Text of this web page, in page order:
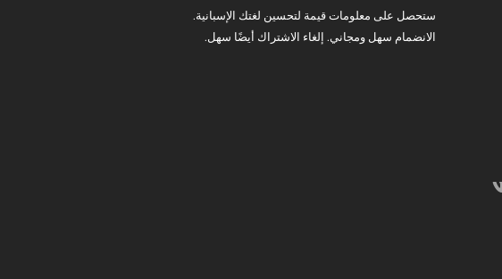
ستحصل على معلومات قيمة لتحسين لغتك الإسبانية.
الانضمام سهل ومجاني. إلغاء الاشتراك أيضًا سهل.